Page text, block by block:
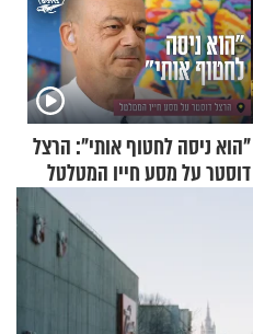
"הוא ניסה לחטוף אותי": הרצל
דוסטר על מסע חייו המטלטל